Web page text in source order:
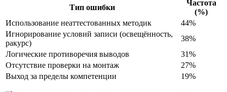
Тип ошибки
Частота
(%)
Использование неаттестованных методик
44%
Игнорирование условий записи (освещённость,
ракурс)
38%
Логические противоречия выводов
31%
Отсутствие проверки на монтаж
27%
Выход за пределы компетенции
19%